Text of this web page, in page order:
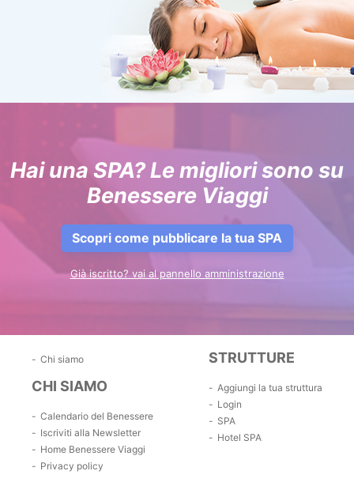
Hai una SPA? Le migliori sono su
Benessere Viaggi
Scopri come pubblicare la tua SPA
Già iscritto? vai al pannello amministrazione
Chi siamo
CHI SIAMO
Calendario del Benessere
Iscriviti alla Newsletter
Home Benessere Viaggi
Privacy policy
STRUTTURE
Aggiungi la tua struttura
Login
SPA
Hotel SPA